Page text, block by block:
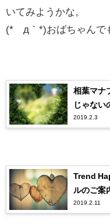
いてみようかな。
(*´д｀*)おばちゃんで
相葉マナ
じゃない
2019.2.3
Trend
ルのご案
2019.2.11